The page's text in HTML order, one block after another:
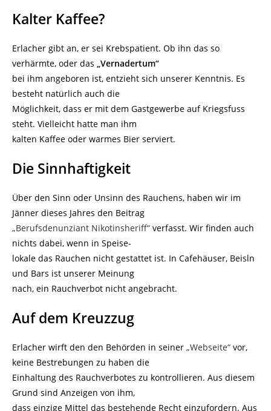
Kalter Kaffee?
Erlacher gibt an, er sei Krebspatient. Ob ihn das so
verhärmte, oder das „Vernadertum“
bei ihm angeboren ist, entzieht sich unserer Kenntnis. Es
besteht natürlich auch die
Möglichkeit, dass er mit dem Gastgewerbe auf Kriegsfuss
steht. Vielleicht hatte man ihm
kalten Kaffee oder warmes Bier serviert.
Die Sinnhaftigkeit
Über den Sinn oder Unsinn des Rauchens, haben wir im
Jänner dieses Jahres den Beitrag
„Berufsdenunziant Nikotinsheriff“ verfasst. Wir finden auch
nichts dabei, wenn in Speise-
lokale das Rauchen nicht gestattet ist. In Cafehäuser, Beisln
und Bars ist unserer Meinung
nach, ein Rauchverbot nicht angebracht.
Auf dem Kreuzzug
Erlacher wirft den den Behörden in seiner „Webseite“ vor,
keine Bestrebungen zu haben die
Einhaltung des Rauchverbotes zu kontrollieren. Aus diesem
Grund sind Anzeigen von ihm,
dass einzige Mittel das bestehende Recht einzufordern. Aus